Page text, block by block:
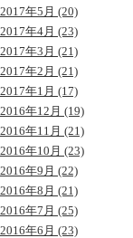
2017年5月 (20)
2017年4月 (23)
2017年3月 (21)
2017年2月 (21)
2017年1月 (17)
2016年12月 (19)
2016年11月 (21)
2016年10月 (23)
2016年9月 (22)
2016年8月 (21)
2016年7月 (25)
2016年6月 (23)